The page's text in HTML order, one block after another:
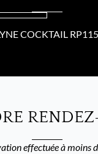
COCKTAIL RP115
effectuée à moins